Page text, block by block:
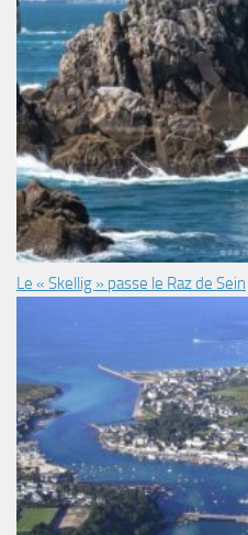
Le « Skellig » passe le Raz de Sein